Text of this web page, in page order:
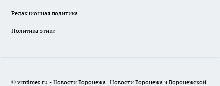
Редакционная политика
Политика этики
© vrntimes.ru - Новости Воронежа | Новости Воронежа и Воронежской